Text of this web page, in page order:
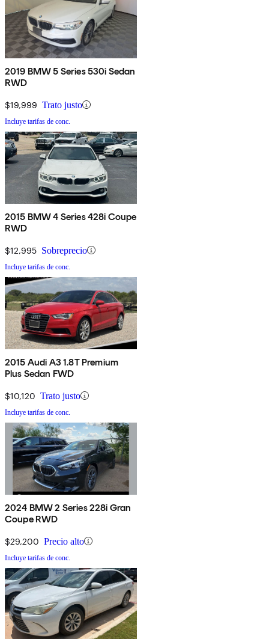
2019 BMW 5 Series 530i Sedan
RWD
$19,999 Trato justo
Incluye tarifas de conc.
2015 BMW 4 Series 428i Coupe
RWD
$12,995 Sobreprecio
Incluye tarifas de conc.
2015 Audi A3 1.8T Premium
Plus Sedan FWD
$10,120 Trato justo
Incluye tarifas de conc.
2024 BMW 2 Series 228i Gran
Coupe RWD
$29,200 Precio alto
Incluye tarifas de conc.